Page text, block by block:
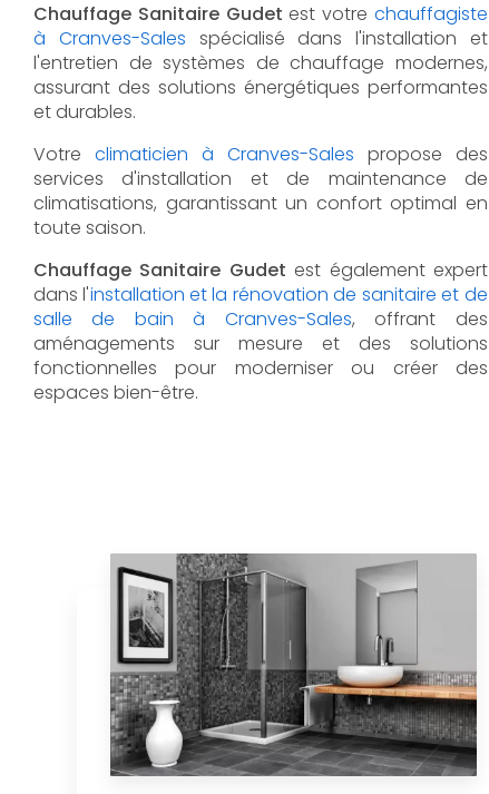
Chauffage Sanitaire Gudet est votre chauffagiste
à Cranves-Sales spécialisé dans l'installation et
l'entretien de systèmes de chauffage modernes,
assurant des solutions énergétiques performantes
et durables.
Votre climaticien à Cranves-Sales propose des
services d'installation et de maintenance de
climatisations, garantissant un confort optimal en
toute saison.
Chauffage Sanitaire Gudet est également expert
dans l'installation et la rénovation de sanitaire et de
salle de bain à Cranves-Sales, offrant des
aménagements sur mesure et des solutions
fonctionnelles pour moderniser ou créer des
espaces bien-être.